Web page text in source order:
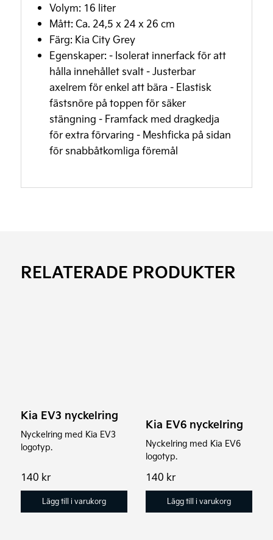
Volym: 16 liter
Mått: Ca. 24,5 x 24 x 26 cm
Färg: Kia City Grey
Egenskaper: - Isolerat innerfack för att
hålla innehållet svalt - Justerbar
axelrem för enkel att bära - Elastisk
fästsnöre på toppen för säker
stängning - Framfack med dragkedja
för extra förvaring - Meshficka på sidan
för snabbåtkomliga föremål
RELATERADE PRODUKTER
Kia EV3 nyckelring
Nyckelring med Kia EV3
logotyp.
140 kr
Lägg till i varukorg
Kia EV6 nyckelring
Nyckelring med Kia EV6
logotyp.
140 kr
Lägg till i varukorg